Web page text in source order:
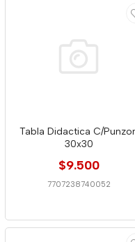
Tabla Didactica C/
30x30
$9.500
7707238740052